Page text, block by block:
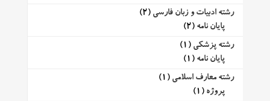
رشته ادبیات و زبان فارسی (2)
پایان نامه (2)
رشته پزشکی (1)
پایان نامه (1)
رشته معارف اسلامی (1)
پروژه (1)